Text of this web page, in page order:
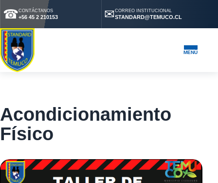
☎CONTÁCTANOS
+56 45 2 210153 ✉CORREO INSTITUCIONAL
STANDARD@TEMUCO.CL
MENÚ
Acondicionamiento
Físico